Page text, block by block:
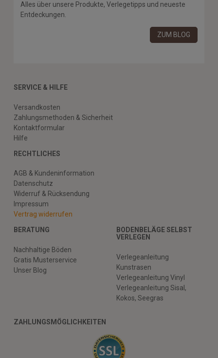
Alles über unsere Produkte, Verlegetipps und neueste
Entdeckungen.
ZUM BLOG
SERVICE & HILFE
Versandkosten
Zahlungsmethoden & Sicherheit
Kontaktformular
Hilfe
RECHTLICHES
AGB & Kundeninformation
Datenschutz
Widerruf & Rücksendung
Impressum
Vertrag widerrufen
BERATUNG
Nachhaltige Böden
Gratis Musterservice
Unser Blog
BODENBELÄGE SELBST
VERLEGEN
Verlegeanleitung
Kunstrasen
Verlegeanleitung Vinyl
Verlegeanleitung Sisal,
Kokos, Seegras
ZAHLUNGSMÖGLICHKEITEN